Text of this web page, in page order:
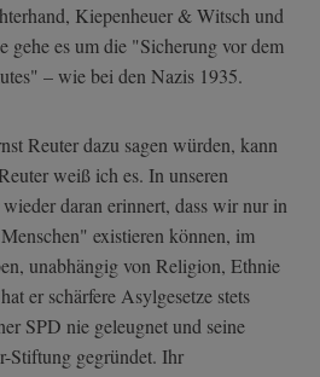
Kiepenheuer & Witsch und
es um die "Sicherung vor dem
– wie bei den Nazis 1935.
Reuter dazu sagen würden, kann
weiß ich es. In unseren
daran erinnert, dass wir nur in
existieren können, im
unabhängig von Religion, Ethnie
er schärfere Asylgesetze stets
SPD nie geleugnet und seine
Stiftu­ng gegründet. Ihr